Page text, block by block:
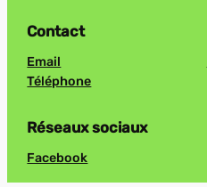
Contact
Email
Téléphone
Réseaux sociaux
Facebook